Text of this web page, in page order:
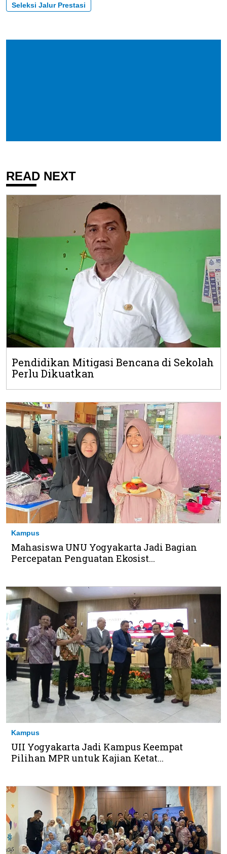
Seleksi Jalur Prestasi
READ NEXT
Pendidikan Mitigasi Bencana di Sekolah
Perlu Dikuatkan
Kampus
Mahasiswa UNU Yogyakarta Jadi Bagian
Percepatan Penguatan Ekosist...
Kampus
UII Yogyakarta Jadi Kampus Keempat
Pilihan MPR untuk Kajian Ketat...